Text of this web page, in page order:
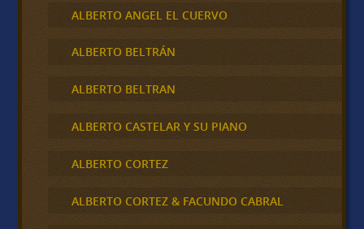
ALBERTO ANGEL EL CUERVO
ALBERTO BELTRÁN
ALBERTO BELTRAN
ALBERTO CASTELAR Y SU PIANO
ALBERTO CORTEZ
ALBERTO CORTEZ & FACUNDO CABRAL